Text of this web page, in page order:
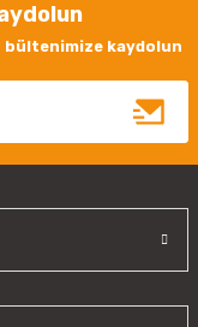
bültenimize kaydolun